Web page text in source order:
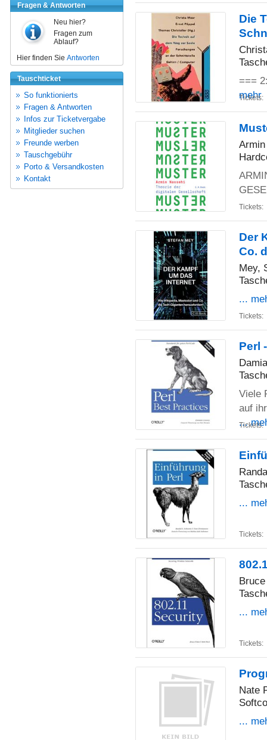
Fragen & Antworten
Neu hier?
Fragen zum
Ablauf?
Hier finden Sie Antworten
Tauschticket
So funktionierts
Fragen & Antworten
Infos zur Ticketvergabe
Mitglieder suchen
Freunde werben
Tauschgebühr
Porto & Versandkosten
Kontakt
Die
===
mehr
Tickets:
Tickets:
Der
Co.
Mey,
...
Tickets:
Perl
Viele
auf
...
Tickets:
...
Tickets:
...
Tickets:
Nate
...